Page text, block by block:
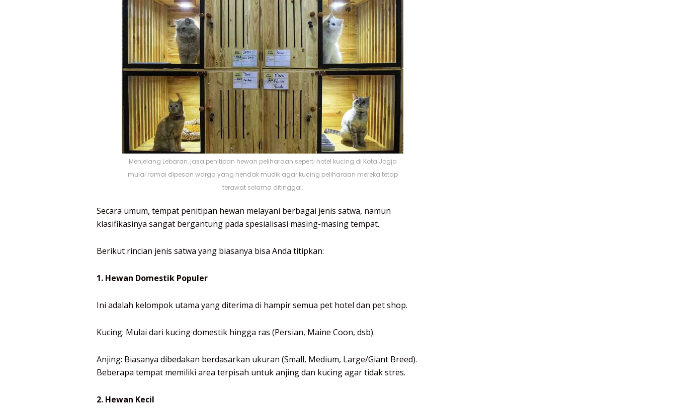
Menjelang Lebaran, jasa penitipan hewan peliharaan seperti hotel kucing di Kota Jogja
mulai ramai dipesan warga yang hendak mudik agar kucing peliharaan mereka tetap
terawat selama ditinggal.
Secara umum, tempat penitipan hewan melayani berbagai jenis satwa, namun
klasifikasinya sangat bergantung pada spesialisasi masing-masing tempat.
Berikut rincian jenis satwa yang biasanya bisa Anda titipkan:
1. Hewan Domestik Populer
Ini adalah kelompok utama yang diterima di hampir semua pet hotel dan pet shop.
Kucing: Mulai dari kucing domestik hingga ras (Persian, Maine Coon, dsb).
Anjing: Biasanya dibedakan berdasarkan ukuran (Small, Medium, Large/Giant Breed).
Beberapa tempat memiliki area terpisah untuk anjing dan kucing agar tidak stres.
2. Hewan Kecil